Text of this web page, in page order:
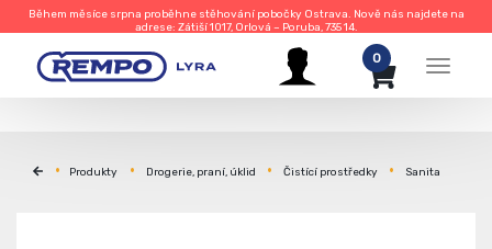
Během měsíce srpna proběhne stěhování pobočky Ostrava. Nově nás najdete na
adrese: Zátiší 1017, Orlová – Poruba, 735 14.
Menu
0
Produkty Drogerie, praní, úklid Čistící prostředky Sanita